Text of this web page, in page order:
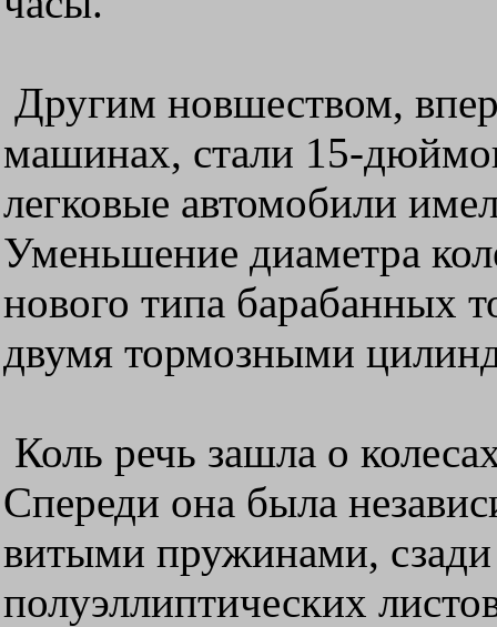
Другим новшеством,
машинах, стали 15-
легковые автомобили
Уменьшение диаметра
нового типа барабанных
двумя тормозными
Коль речь зашла о
Спереди она была
витыми пружинами,
полуэллиптических